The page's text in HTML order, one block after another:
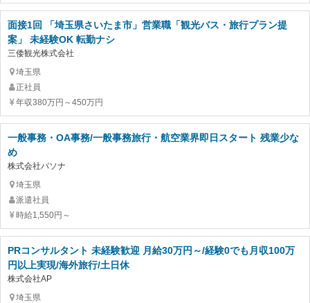
面接1回 「埼玉県さいたま市」営業職「観光バス・旅行プラン提
案」 未経験OK 転勤ナシ
三倭観光株式会社
埼玉県
正社員
年収380万円～450万円
一般事務・OA事務/一般事務旅行・航空業界即日スタート 残業少な
め
株式会社パソナ
埼玉県
派遣社員
時給1,550円～
PRコンサルタント 未経験歓迎 月給30万円～/経験0でも月収100万
円以上実現/海外旅行/土日休
株式会社AP
埼玉県